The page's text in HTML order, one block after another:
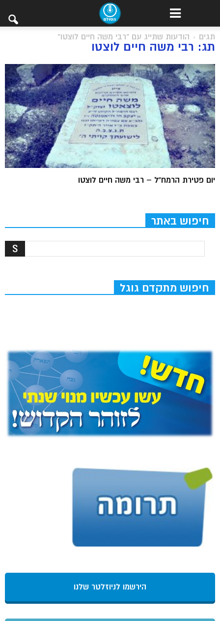
תגים הודעות שתייג עם "רבי משה חיים לוצטו"
תג: רבי משה חיים לוצטו
יום פטירת הרמח”ל – רבי משה חיים לוצטו
חיפוש באתר
חיפוש מתקדם גוגל
הירשמו לניוזלטר שלנו